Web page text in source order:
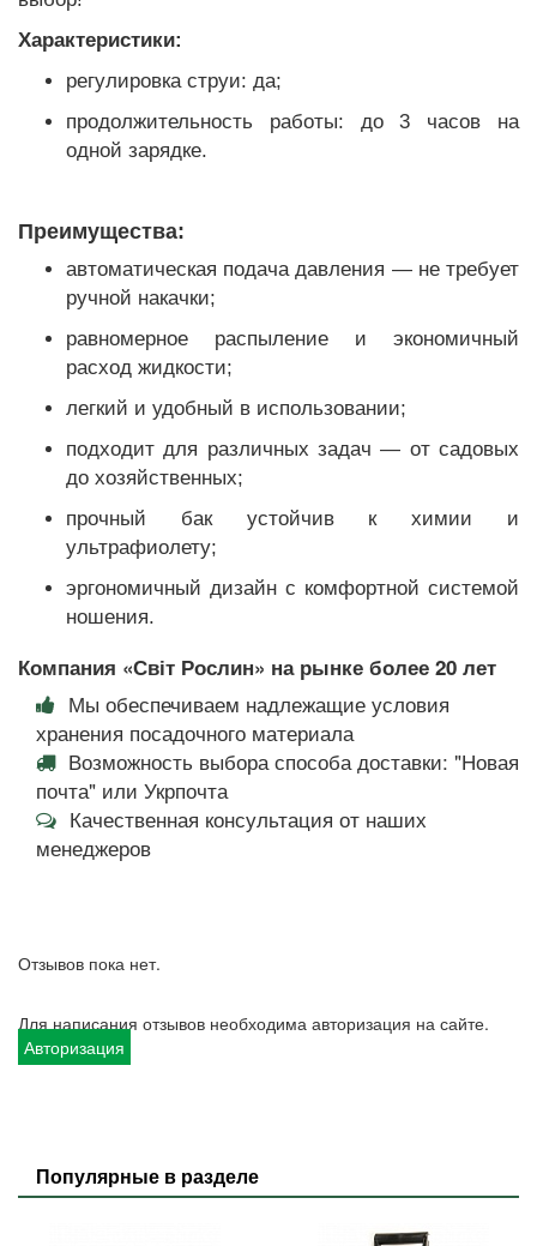
Характеристики:
регулировка струи: да;
продолжительность работы: до 3 часов на
одной зарядке.
Преимущества:
автоматическая подача давления — не требует
ручной накачки;
равномерное распыление и экономичный
расход жидкости;
легкий и удобный в использовании;
подходит для различных задач — от садовых
до хозяйственных;
прочный бак устойчив к химии и
ультрафиолету;
эргономичный дизайн с комфортной системой
ношения.
Компания «Світ Рослин» на рынке более 20 лет
Мы обеспечиваем надлежащие условия
хранения посадочного материала
Возможность выбора способа доставки: "Новая
почта" или Укрпочта
Качественная консультация от наших
менеджеров
Отзывов пока нет.
Для написания отзывов необходима авторизация на сайте.
Авторизация
Популярные в разделе